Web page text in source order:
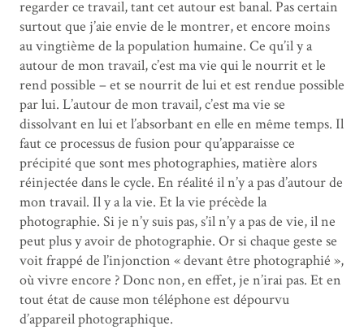
regarder ce travail, tant cet autour est banal. Pas certain
surtout que j’aie envie de le montrer, et encore moins
au vingtième de la population humaine. Ce qu’il y a
autour de mon travail, c’est ma vie qui le nourrit et le
rend possible – et se nourrit de lui et est rendue possible
par lui. L’autour de mon travail, c’est ma vie se
dissolvant en lui et l’absorbant en elle en même temps. Il
faut ce processus de fusion pour qu’apparaisse ce
précipité que sont mes photographies, matière alors
réinjectée dans le cycle. En réalité il n’y a pas d’autour de
mon travail. Il y a la vie. Et la vie précède la
photographie. Si je n’y suis pas, s’il n’y a pas de vie, il ne
peut plus y avoir de photographie. Or si chaque geste se
voit frappé de l’injonction « devant être photographié »,
où vivre encore ? Donc non, en effet, je n’irai pas. Et en
tout état de cause mon téléphone est dépourvu
d’appareil photographique.